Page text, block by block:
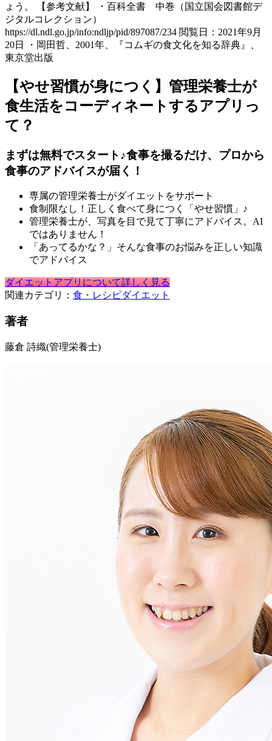
ょう。 【参考文献】 ・百科全書 中巻（国立国会図書館デ
ジタルコレクション）
https://dl.ndl.go.jp/info:ndljp/pid/897087/234 閲覧日：2021年9月
20日 ・岡田哲、2001年、『コムギの食文化を知る辞典』、
東京堂出版
【やせ習慣が身につく】管理栄養士が
食生活をコーディネートするアプリっ
て？
まずは無料でスタート♪食事を撮るだけ、プロから
食事のアドバイスが届く！
専属の管理栄養士がダイエットをサポート
食制限なし！正しく食べて身につく「やせ習慣」♪
管理栄養士が、写真を目で見て丁寧にアドバイス。AI
ではありません！
「あってるかな？」そんな食事のお悩みを正しい知識
でアドバイス
ダイエットアプリについて詳しく見る
関連カテゴリ： 食・レシピダイエット
著者
藤倉 詩織(管理栄養士)